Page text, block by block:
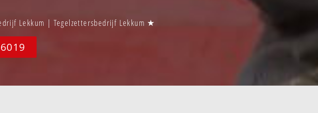
Lekkum | Tegelzettersbedrijf Lekkum ★